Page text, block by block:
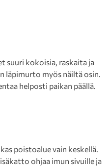
suuri kokoisia, raskaita ja
läpimurto myös näiltä osin.
helposti paikan päällä.
poistoalue vain keskellä.
ohjaa imun sivuille ja